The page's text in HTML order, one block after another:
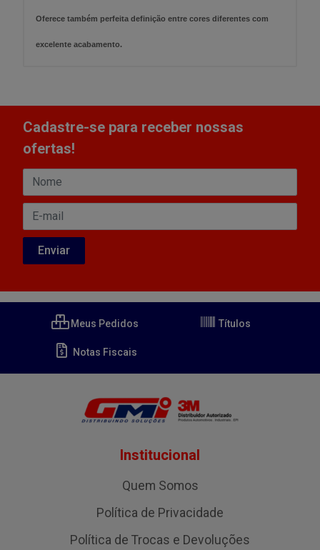
Oferece também perfeita definição entre cores diferentes com
excelente acabamento.
Cadastre-se para receber nossas
ofertas!
Meus Pedidos Títulos
Notas Fiscais
Institucional
Quem Somos
Política de Privacidade
Política de Trocas e Devoluções